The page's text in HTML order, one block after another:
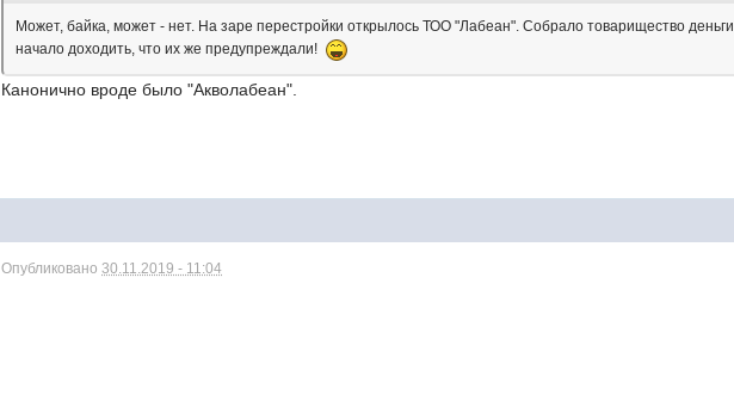
Может, байка, может - нет. На заре перестройки открылось ТОО "Лабеан". Собрало товарищество
начало доходить, что их же предупреждали!
Канонично вроде было "Акволабеан".
Опубликовано30.11.2019 - 11:04